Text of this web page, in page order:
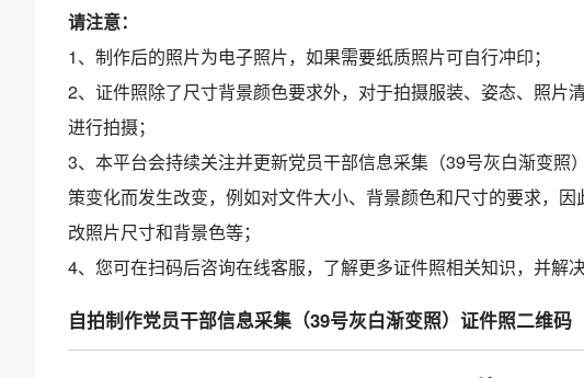
请注意：
1、制作后的照片为电子照片，如果需要纸质照片可自行冲印；
2、证件照除了尺寸背景颜色要求外，对于拍摄服装、姿态、照片
进行拍摄；
3、本平台会持续关注并更新党员干部信息采集（39号灰白渐变照
策变化而发生改变，例如对文件大小、背景颜色和尺寸的要求，
改照片尺寸和背景色等；
4、您可在扫码后咨询在线客服，了解更多证件照相关知识，并解
自拍制作党员干部信息采集（39号灰白渐变照）证件照二维码